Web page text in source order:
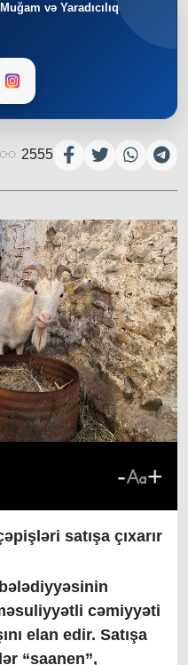
və Yaradıcılıq
2555
- +
satışa çıxarır
cəmiyyəti
elan edir. Satışa
“saanen”,